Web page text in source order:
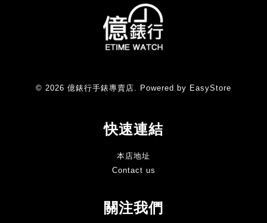
© 2026 億錶行手錶專賣店. Powered by EasyStore
快速連結
本店地址
Contact us
關注我們